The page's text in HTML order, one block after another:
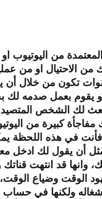
من اليوتيوب
من الاحتيال او من
تكون من خلال أن
يقوم بعمل صدمه لك
لك الشخص المتصيد
كبيرة من
فأنت في هذه اللحظة
أن يقول لك ادخل
وانها قد انتهت
الوقت وضياع
شغاله ولكنها في